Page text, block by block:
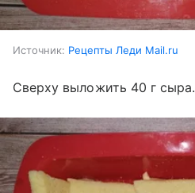
Источник: Рецепты Леди Mail.ru
Сверху выложить 40 г сыра.